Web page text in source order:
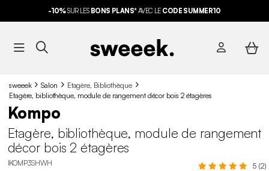
-10%SUR LES BONS PLANS*AVEC LE CODE SUMMER10
sweeek Salon
Etagère, Bibliothèque
Etagère, bibliothèque, module de rangement décor bois 2 étagères
Kompo
Etagère, bibliothèque, module de rangement
décor bois 2 étagères
IKOMP3SHWH 5 (2)